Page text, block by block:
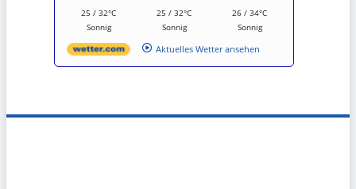
25 / 32°C
Sonnig
25 / 32°C
Sonnig
26 / 34°C
Sonnig
Aktuelles Wetter ansehen